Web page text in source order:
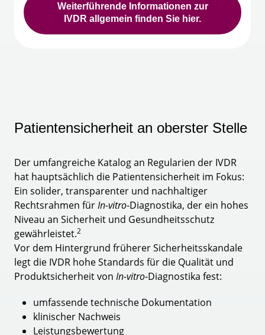
Weiterführende Informationen zur
IVDR allgemein finden Sie hier.
Patientensicherheit an oberster Stelle
Der umfangreiche Katalog an Regularien der IVDR
hat hauptsächlich die Patientensicherheit im Fokus:
Ein solider, transparenter und nachhaltiger
Rechtsrahmen fürIn-vitro-Diagnostika, der ein hohes
Niveau an Sicherheit und Gesundheitsschutz
gewährleistet.2
Vor dem Hintergrund früherer Sicherheitsskandale
legt die IVDR hohe Standards für die Qualität und
Produktsicherheit von In-vitro-Diagnostika fest:
umfassende technische Dokumentation
klinischer Nachweis
Leistungsbewertung